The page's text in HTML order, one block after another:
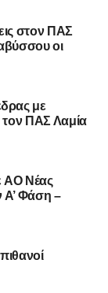
στο
για να
στον ΠΑΣ
οι
με
ΠΑΣ Λαμία
Nέας
Α’ Φάση –